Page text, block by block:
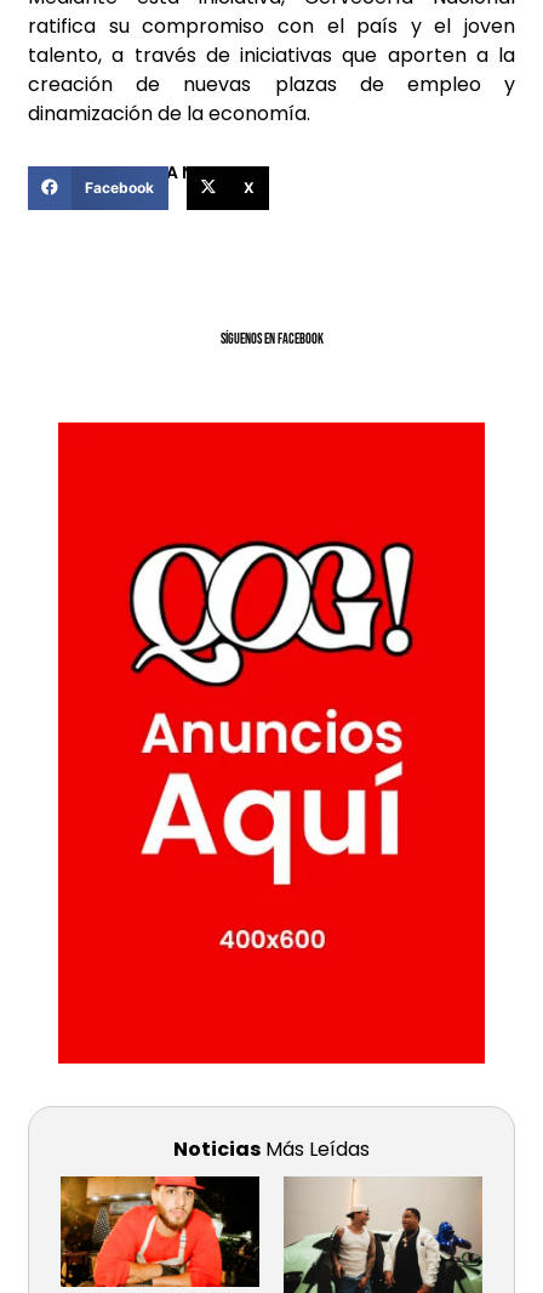
ratifica su compromiso con el país y el joven
talento, a través de iniciativas que aporten a la
creación de nuevas plazas de empleo y
dinamización de la economía.
COMPARTIR ESTA NOTICIA
Facebook X
SíGUENOS EN FACEBOOK
Noticias Más Leídas